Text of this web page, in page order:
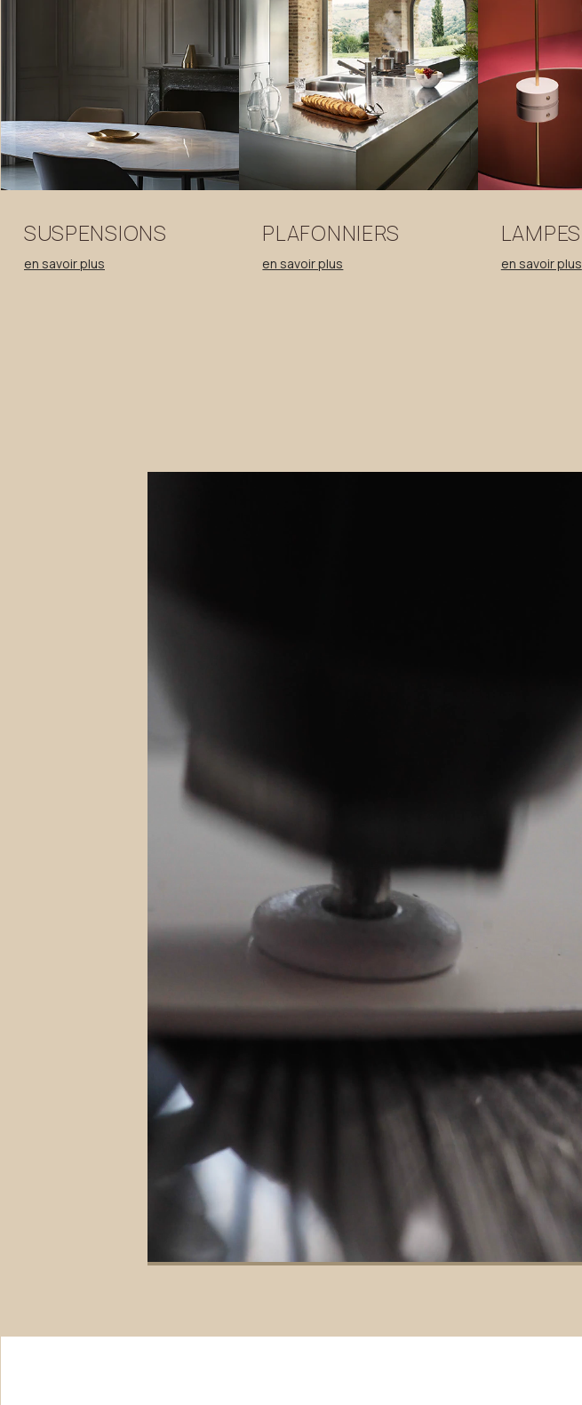
SUSPENSIONS
en savoir plus
PLAFONNIERS
en savoir plus
LAMPES
en savoir plus